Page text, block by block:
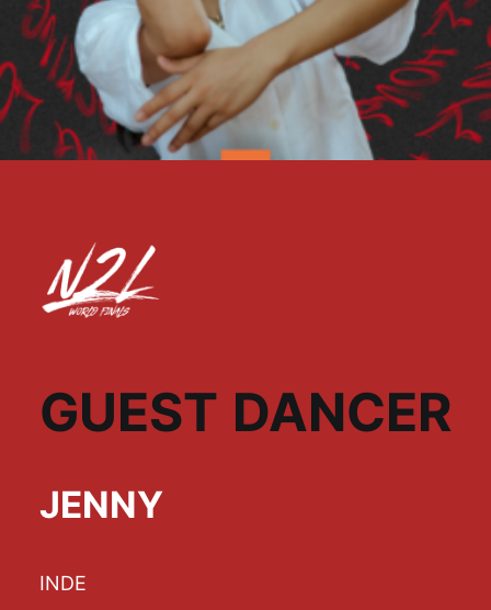
INFOS/CONTACT
PARTENAIRES
GUEST DANCER
JENNY
INDE